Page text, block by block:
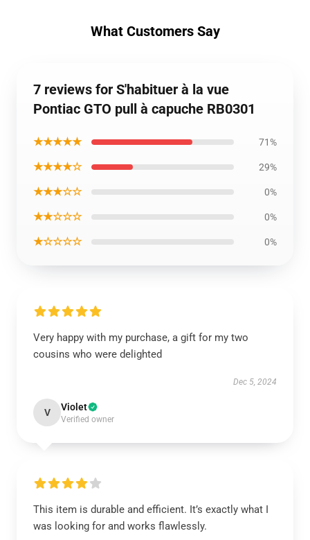
What Customers Say
7 reviews for S'habituer à la vue
Pontiac GTO pull à capuche RB0301
★★★★★ 71%
★★★★☆ 29%
★★★☆☆ 0%
★★☆☆☆ 0%
★☆☆☆☆ 0%
Very happy with my purchase, a gift for my two
cousins who were delighted
Dec 5, 2024
V Violet
Verified owner
This item is durable and efficient. It’s exactly what I
was looking for and works flawlessly.